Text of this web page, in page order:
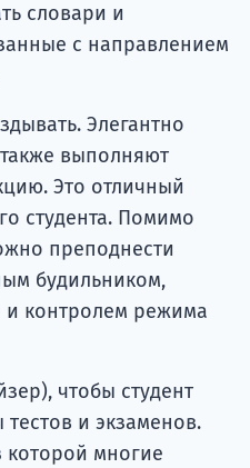
словари и
с направлением
Элегантно
выполняют
Это отличный
студента. Помимо
преподнести
будильником,
и контролем режима
чтобы студент
и экзаменов.
которой многие